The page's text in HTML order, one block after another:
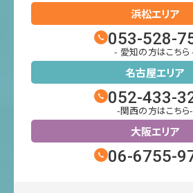
浜松エリア
053-528-
- 愛知の方はこちら
名古屋エリア
052-433-
-関西の方はこちら-
大阪エリア
06-6755-